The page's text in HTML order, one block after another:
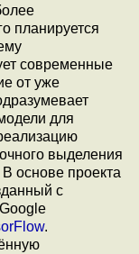
планируется
современные
от уже
для
выделения
основе проекта
с
.